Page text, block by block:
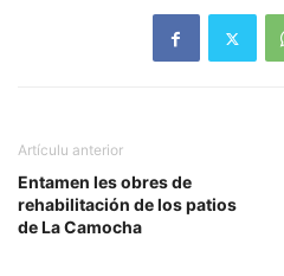
Artículu anterior
Entamen les obres de
rehabilitación de los patios
de La Camocha